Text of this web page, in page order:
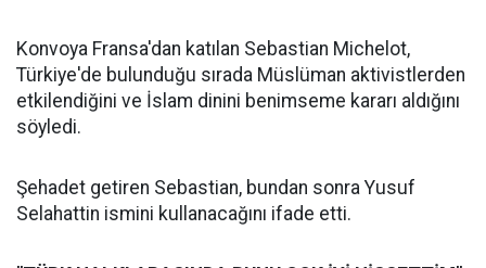
Konvoya Fransa'dan katılan Sebastian Michelot,
Türkiye'de bulunduğu sırada Müslüman aktivistlerden
etkilendiğini ve İslam dinini benimseme kararı aldığını
söyledi.
Şehadet getiren Sebastian, bundan sonra Yusuf
Selahattin ismini kullanacağını ifade etti.